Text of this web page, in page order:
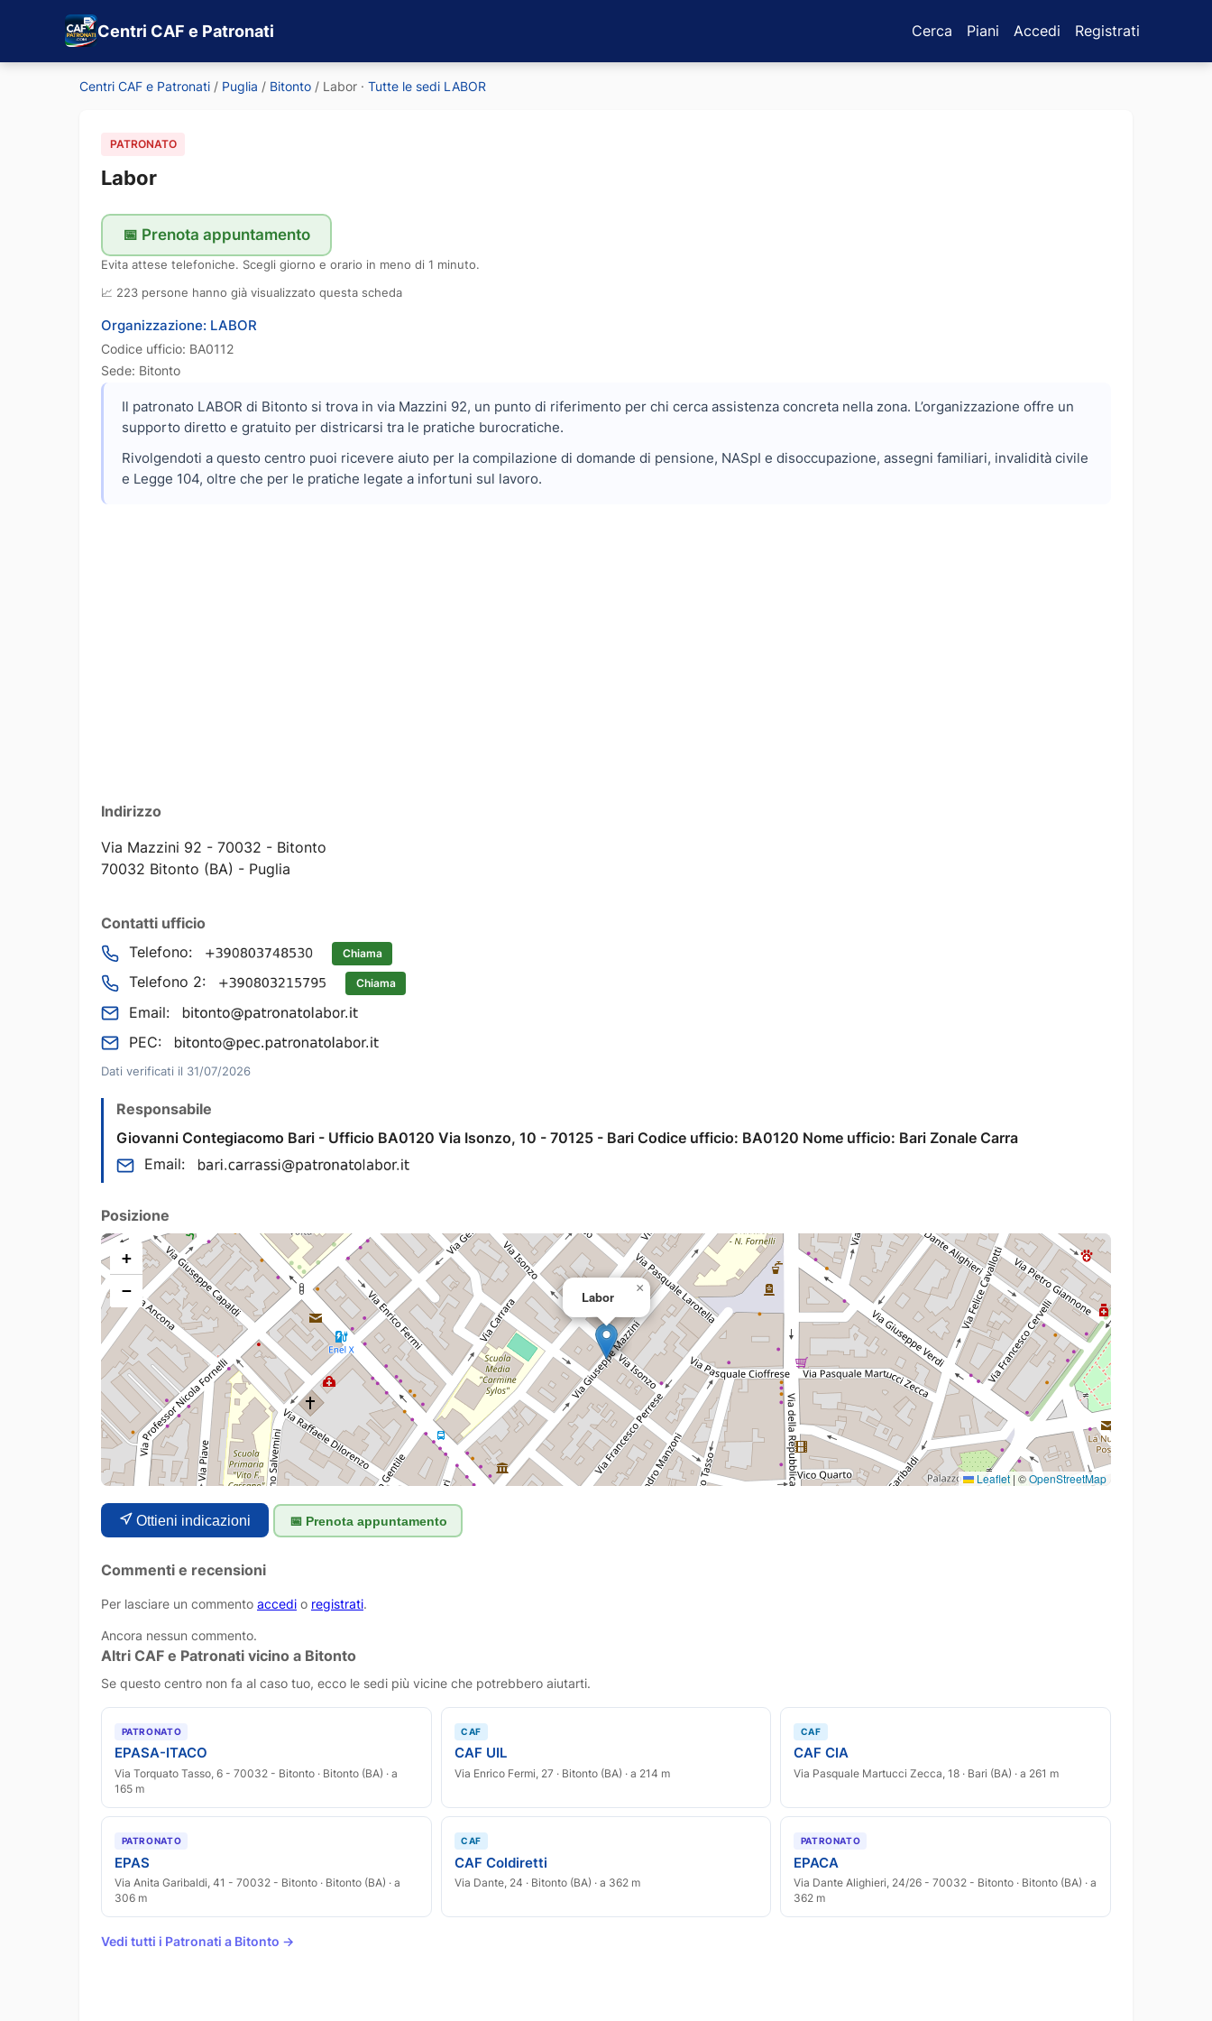
Centri CAF e Patronati Cerca Piani Accedi Registrati
Centri CAF e Patronati / Puglia / Bitonto / Labor · Tutte le sedi LABOR
PATRONATO
Labor
📅 Prenota appuntamento
Evita attese telefoniche. Scegli giorno e orario in meno di 1 minuto.
📈 223 persone hanno già visualizzato questa scheda
Organizzazione: LABOR
Codice ufficio: BA0112
Sede: Bitonto
Il patronato LABOR di Bitonto si trova in via Mazzini 92, un punto di riferimento per chi cerca assistenza concreta nella zona. L’organizzazione offre un
supporto diretto e gratuito per districarsi tra le pratiche burocratiche.
Rivolgendoti a questo centro puoi ricevere aiuto per la compilazione di domande di pensione, NASpI e disoccupazione, assegni familiari, invalidità civile
e Legge 104, oltre che per le pratiche legate a infortuni sul lavoro.
Indirizzo
Via Mazzini 92 - 70032 - Bitonto
70032 Bitonto (BA) - Puglia
Contatti ufficio
Telefono:
Chiama
Telefono 2: Chiama
Email:
PEC:
Dati verificati il 31/07/2026
Responsabile
Giovanni Contegiacomo Bari - Ufficio BA0120 Via Isonzo, 10 - 70125 - Bari Codice ufficio: BA0120 Nome ufficio: Bari Zonale Carra
Email:
Posizione
Labor
×
+
−
Leaflet | ©OpenStreetMap
Ottieni indicazioni 📅 Prenota appuntamento
Commenti e recensioni
Per lasciare un commento accedi o registrati.
Ancora nessun commento.
Altri CAF e Patronati vicino a Bitonto
Se questo centro non fa al caso tuo, ecco le sedi più vicine che potrebbero aiutarti.
PATRONATO
EPASA-ITACO
Via Torquato Tasso, 6 - 70032 - Bitonto · Bitonto (BA) · a
165 m
CAF
CAF UIL
Via Enrico Fermi, 27 · Bitonto (BA) · a 214 m
CAF
CAF CIA
Via Pasquale Martucci Zecca, 18 · Bari (BA) · a 261 m
PATRONATO
EPAS
Via Anita Garibaldi, 41 - 70032 - Bitonto · Bitonto (BA) · a
306 m
CAF
CAF Coldiretti
Via Dante, 24 · Bitonto (BA) · a 362 m
PATRONATO
EPACA
Via Dante Alighieri, 24/26 - 70032 - Bitonto · Bitonto (BA) · a
362 m
Vedi tutti i Patronati a Bitonto →